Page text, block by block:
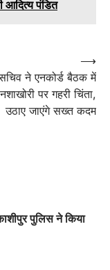
आदित्य पंडित
ने एनकोर्ड बैठक में
पर गहरी चिंता,
उठाए जाएंगे सख्त कदम
⟶
पुलिस ने किया